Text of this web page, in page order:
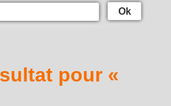
Ok
pour «